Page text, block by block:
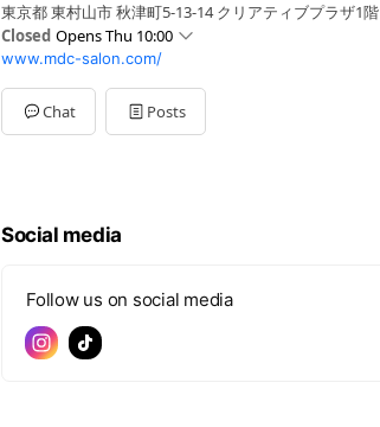
東京都 東村山市 秋津町5-13-14 クリアティブプラザ1階
Closed Opens Thu 10:00
Sun10:00 - 22:00
Mon10:00 - 22:00
Tue10:00 - 22:00
Wed10:00 - 22:00
www.mdc-salon.com/
Chat Posts
Social media
Follow us on social media